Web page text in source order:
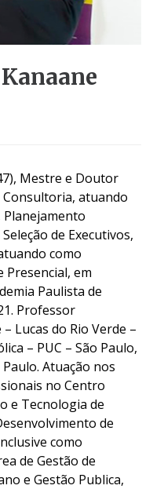
Mestre e Doutor
Consultoria, atuando
de Executivos,
como
em
Paulista de
Professor
Lucas do Rio Verde –
– PUC – São Paulo,
Atuação nos
no Centro
e Tecnologia de
de
como
de Gestão de
e Gestão Publica,